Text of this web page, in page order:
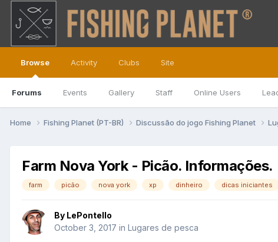
Browse
Forums Events Gallery Staff Online Users
Activity Clubs Site
Home Fishing Planet (PT-BR) Discussão do jogo Fishing Planet
Farm Nova York - Picão. Informações.
farm picão nova york xp dinheiro dicas iniciantes
By LePontello
October 3, 2017 in Lugares de pesca